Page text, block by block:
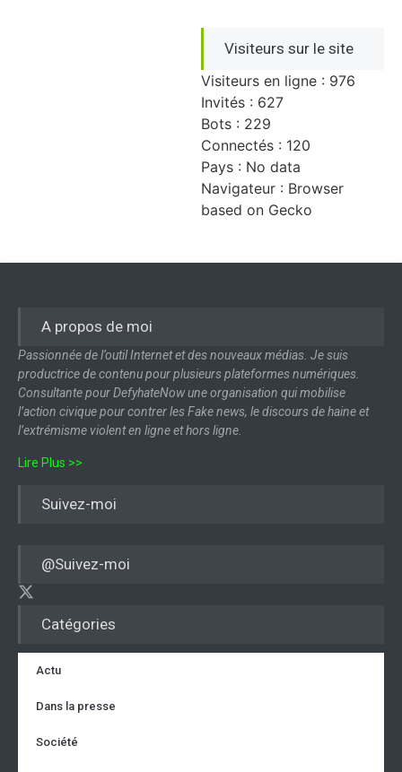
Visiteurs sur le site
Visiteurs en ligne : 976
Invités : 627
Bots : 229
Connectés : 120
Pays : No data
Navigateur : Browser
based on Gecko
Catégories
Actu
Dans la presse
Société
A propos de moi
Passionnée de l’outil Internet et des nouveaux médias. Je suis
productrice de contenu pour plusieurs plateformes numériques.
Consultante pour DefyhateNow une organisation qui mobilise
l’action civique pour contrer les Fake news, le discours de haine et
l’extrémisme violent en ligne et hors ligne.
Lire Plus >>
Suivez-moi
@Suivez-moi